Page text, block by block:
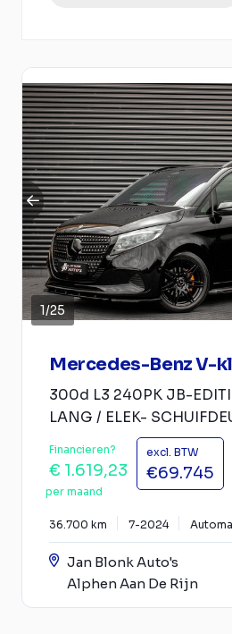
1/25
Mercedes-Benz V-
300d L3 240PK JB-
LANG / ELEK-
Financieren?
€ 1.619,23
per maand
excl. BTW
€69.745
36.700 km 7-2024
Jan Blonk Auto's
Alphen Aan De Rijn